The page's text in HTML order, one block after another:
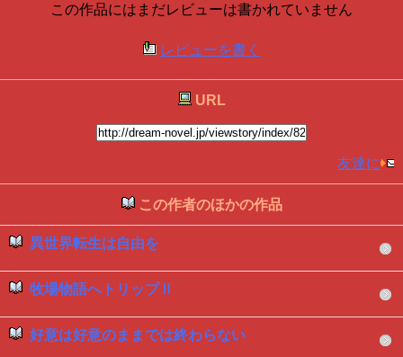
この作品にはまだレビューは書かれていません
レビューを書く
URL
友達に
この作者のほかの作品
異世界転生は自由を
牧場物語へトリップⅡ
好意は好意のままでは終わらない